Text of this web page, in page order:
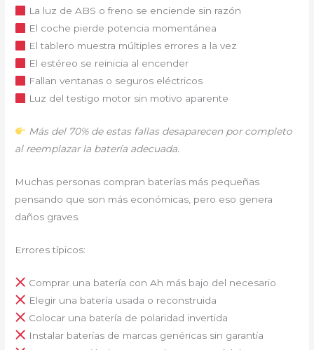
La luz de ABS o freno se enciende sin razón
El coche pierde potencia momentánea
El tablero muestra múltiples errores a la vez
El estéreo se reinicia al encender
Fallan ventanas o seguros eléctricos
Luz del testigo motor sin motivo aparente
Más del 70% de estas fallas desaparecen por completo
al reemplazar la batería adecuada.
Muchas personas compran baterías más pequeñas
pensando que son más económicas, pero eso genera
daños graves.
Errores típicos:
Comprar una batería con Ah más bajo del necesario
Elegir una batería usada o reconstruida
Colocar una batería de polaridad invertida
Instalar baterías de marcas genéricas sin garantía